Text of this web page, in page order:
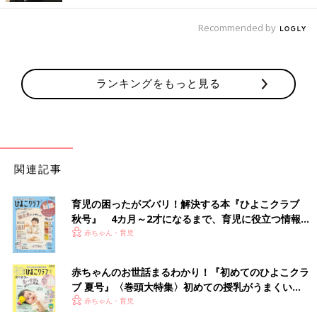
と絶対に頑張りすぎないほうがいいと思います。
も、『誰が怒るの？』というくらいのことです。ですから体調が
ん』と言っていいと思います。
女性は子育てや主婦業で、手を抜くことに対して『母親失格じゃ
いでしょうか。
す。うちの夫には、『若いうちから無理すると、ホルモンのバラ
いうと、夫はビビって『寝とき、寝とき』となりました。男性は
女性ホルモンのこととかよくわかっていないので、とにかく『ホ
ルモンが…』と言えば、男性は『なんかわからんけど、怖い…』
となると思います（笑）。
子どもが小さい頃、しんどい時はレトルトカレーを食べさせたこ
ともあります。最近は、有名店の冷凍食品などちょっといいもの
Recommended by
ランキングをもっと見る
関連記事
育児の困ったがズバリ！解決する本『ひよこクラブ
秋号』 4カ月～2才になるまで、育児に役立つ情報が
いっぱい！
赤ちゃん・育児
赤ちゃんのお世話まるわかり！『初めてのひよこクラ
ブ 夏号』〈巻頭大特集〉初めての授乳がうまくい
く！ おっぱい・ミルクの基本と夏のトラブル 解決テ
赤ちゃん・育児